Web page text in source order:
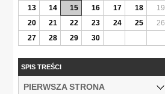
13
14 15 16 17 18
19
20
21 22 23 24 25
26
27
28 29 30
SPIS TREŚCI
PIERWSZA STRONA